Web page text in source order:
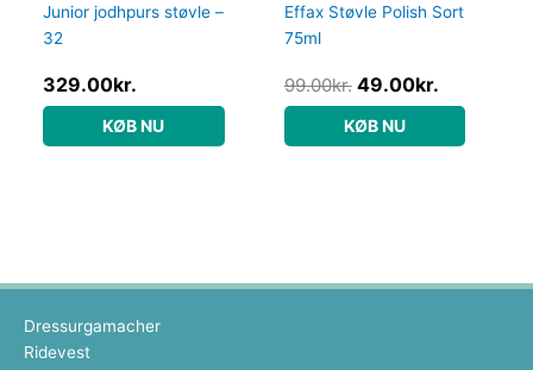
Junior jodhpurs støvle –
32
329.00kr.
KØB NU
Effax Støvle Polish Sort
75ml
99.00kr. 49.00kr.
KØB NU
Dressurgamacher
Ridevest